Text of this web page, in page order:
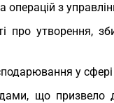
операцій з
про утворення,
у
що призвело